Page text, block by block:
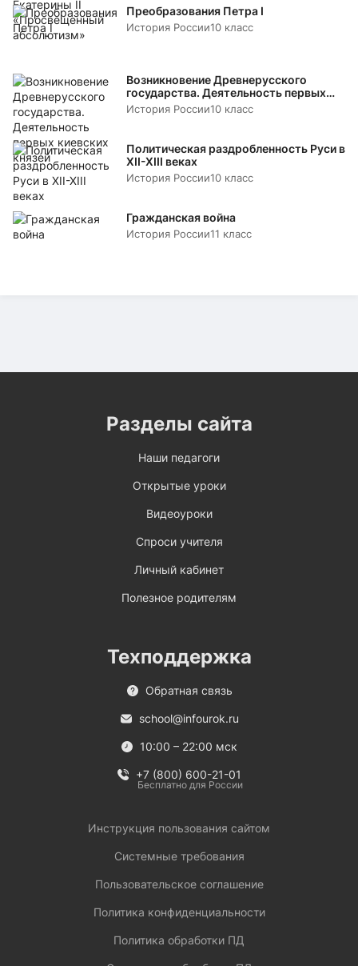
Преобразования Петра I
История России10 класс
Возникновение Древнерусского
государства. Деятельность первых
киевских князей
История России10 класс
Политическая раздробленность Руси в
XII-XIII веках
История России10 класс
Гражданская война
История России11 класс
Разделы сайта
Наши педагоги
Открытые уроки
Видеоуроки
Спроси учителя
Личный кабинет
Полезное родителям
Техподдержка
Обратная связь
school@infourok.ru
10:00 – 22:00 мск
+7 (800) 600-21-01
Бесплатно для России
Инструкция пользования сайтом
Системные требования
Пользовательское соглашение
Политика конфиденциальности
Политика обработки ПД